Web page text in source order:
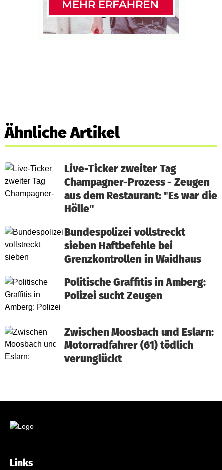
Ähnliche Artikel
Live-Ticker zweiter Tag
Champagner-Prozess - Zeugen
aus dem Restaurant: "Es war die
Hölle"
Bundespolizei vollstreckt
sieben Haftbefehle bei
Grenzkontrollen in Waidhaus
Politische Graffitis in Amberg:
Polizei sucht Zeugen
Zwischen Moosbach und Eslarn:
Motorradfahrer (61) tödlich
verunglückt
Links